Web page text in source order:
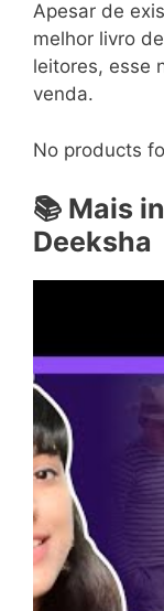
Apesar de
melhor livro
leitores, esse
venda.
No products
📚 Mais
Deeksha